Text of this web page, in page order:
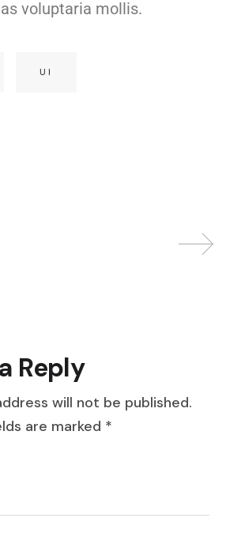
voluptaria mollis.
UI
Reply
will not be published.
are marked *